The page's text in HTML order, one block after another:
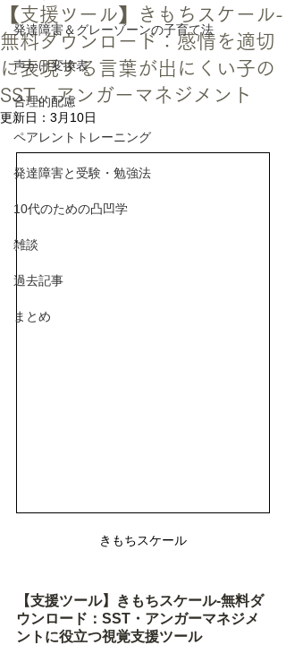
発達障害＆グレーゾーンの子育て法
声かけ変換表
合理的配慮
ペアレントトレーニング
発達障害と受験・勉強法
10代のための凸凹学
雑談
過去記事
まとめ
【支援ツール】きもちスケール-
無料ダウンロード：感情を適切
に表現する言葉が出にくい子の
SST、アンガーマネジメント
更新日： 3月10日
きもちスケール
【支援ツール】きもちスケール-無料ダ
ウンロード：SST・アンガーマネジメ
ントに役立つ視覚支援ツール